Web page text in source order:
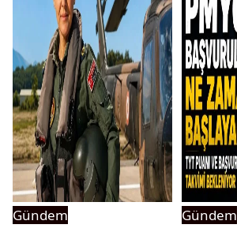
Gündem
Gündem